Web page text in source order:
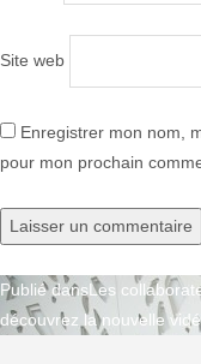
Site web
Enregistrer mon nom,
pour mon prochain
Navigation
Publié dansLes
découvrez la nouvelle